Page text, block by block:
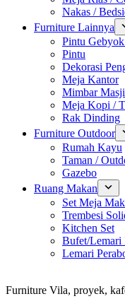
Nakas /
Furniture Lainnya
Pintu Gebyok
Pintu
Dekorasi
Meja Kantor
Mimbar
Meja Kopi /
Rak Dinding
Furniture Outdoor
Rumah Kayu
Taman /
Gazebo
Ruang Makan
Set Meja
Trembesi
Kitchen Set
Bufet/Lemari
Lemari
Furniture Vila, proyek,